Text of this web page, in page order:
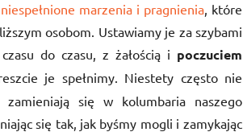
niespełnione marzenia i pragnienia, które
osobom. Ustawiamy je za szybami
do czasu, z żałością i poczuciem
je spełnimy. Niestety często nie
się w kolumbaria naszego
się tak, jak byśmy mogli i zamykając